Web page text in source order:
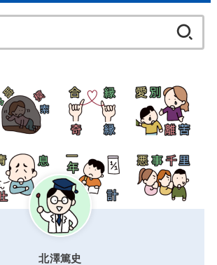
索:
北澤篤史